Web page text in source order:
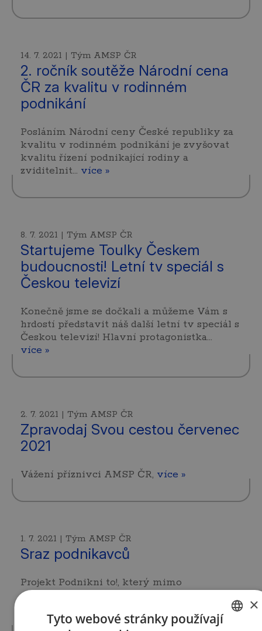
14. 7. 2021 | Tým AMSP ČR
2. ročník soutěže Národní cena
ČR za kvalitu v rodinném
podnikání
Posláním Národní ceny České republiky za
kvalitu v rodinném podnikání je zvyšovat
kvalitu řízení podnikající rodiny a
zviditelnit… více »
8. 7. 2021 | Tým AMSP ČR
Startujeme Toulky Českem
budoucnosti! Letní tv speciál s
Českou televizí
Konečně jsme se dočkali a můžeme Vám s
hrdostí představit náš další letní tv speciál s
Českou televizí! Hlavní protagonistka…
více »
2. 7. 2021 | Tým AMSP ČR
Zpravodaj Svou cestou červenec
2021
Vážení příznivci AMSP ČR, více »
1. 7. 2021 | Tým AMSP ČR
Sraz podnikavců
Projekt Podnikni to!, který mimo
organizování podnikatelských kurzů také
podnikavců…více »
×
Tyto webové stránky používají